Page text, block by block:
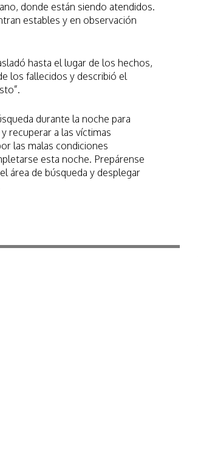
donde están siendo atendidos.
estables y en observación
hasta el lugar de los hechos,
los fallecidos y describió el
durante la noche para
recuperar a las víctimas
las malas condiciones
esta noche. Prepárense
área de búsqueda y desplegar